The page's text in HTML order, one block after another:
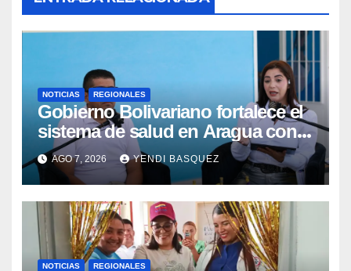
NOTICIAS REGIONALES
Gobierno Bolivariano fortalece el
sistema de salud en Aragua con
la reinauguración del CDI La Mora
AGO 7, 2026 YENDI BASQUEZ
NOTICIAS REGIONALES